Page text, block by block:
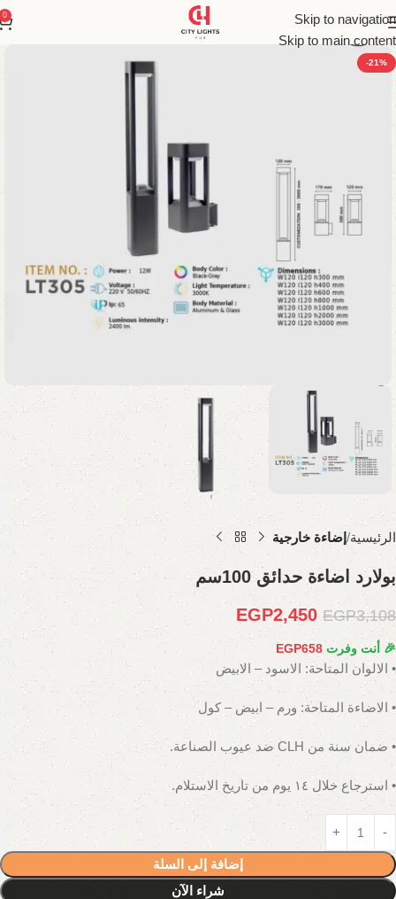
Skip to navigation
Skip to main content
0
-21%
الرئيسية إضاءة خارجية
بولارد اضاءة حدائق 100سم
EGP3,108
EGP2,450
🎉 أنت وفرت EGP658
• الالوان المتاحة: الاسود – الابيض
• الاضاءة المتاحة: ورم – ابيض – كول
• ضمان سنة من CLH ضد عيوب الصناعة.
• استرجاع خلال ١٤ يوم من تاريخ الاستلام.
إضافة إلى السلة
شراء الآن